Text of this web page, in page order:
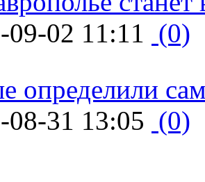
09-02 11:11 (0)
определили
08-31 13:05 (0)